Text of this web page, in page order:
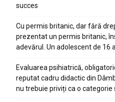
succes
Cu permis britanic, dar fără
prezentat un permis britanic,
adevărul. Un adolescent de 16
Evaluarea psihiatrică,
reputat cadru didactic din
nu trebuie priviți ca o categorie